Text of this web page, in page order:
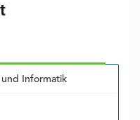
Informatik